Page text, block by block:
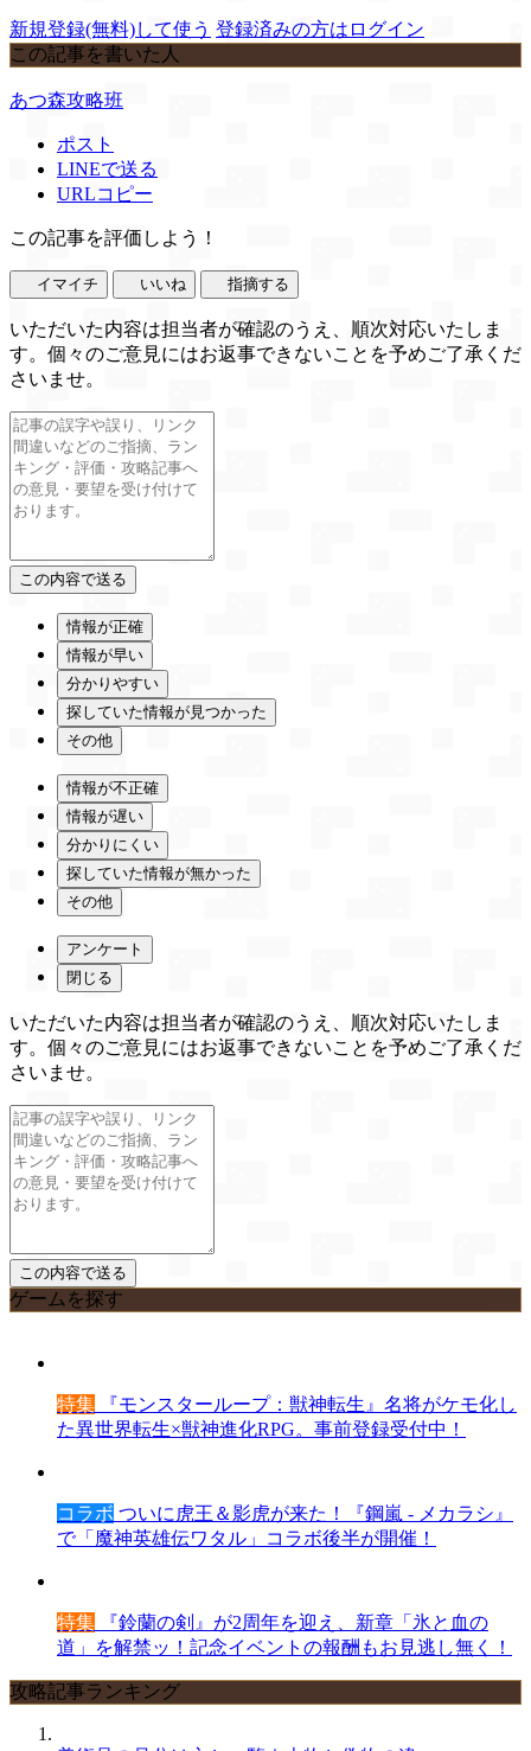
新規登録(無料)して使う 登録済みの方はログイン
この記事を書いた人
あつ森攻略班
ポスト
LINEで送る
URLコピー
この記事を評価しよう！
イマイチ いいね 指摘する
いただいた内容は担当者が確認のうえ、順次対応いたしま
す。個々のご意見にはお返事できないことを予めご了承くだ
さいませ。
情報が正確
情報が早い
分かりやすい
探していた情報が見つかった
その他
情報が不正確
情報が遅い
分かりにくい
探していた情報が無かった
その他
アンケート
閉じる
いただいた内容は担当者が確認のうえ、順次対応いたしま
す。個々のご意見にはお返事できないことを予めご了承くだ
さいませ。
ゲームを探す
特集 『モンスターループ：獣神転生』名将がケモ化し
た異世界転生×獣神進化RPG。事前登録受付中！
コラボ ついに虎王＆影虎が来た！『鋼嵐 - メカラシ』
で「魔神英雄伝ワタル」コラボ後半が開催！
特集 『鈴蘭の剣』が2周年を迎え、新章「氷と血の
道」を解禁ッ！記念イベントの報酬もお見逃し無く！
攻略記事ランキング